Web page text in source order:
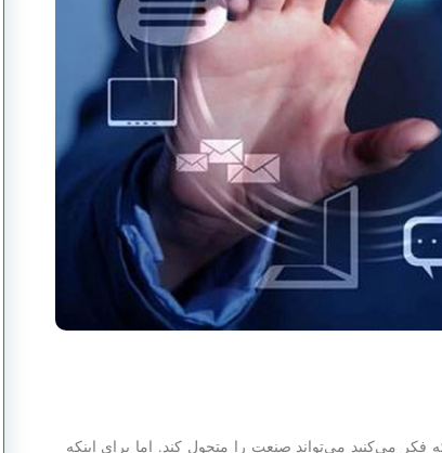
می‌کنید می‌تواند صنعت را متحول کند. اما برای اینکه